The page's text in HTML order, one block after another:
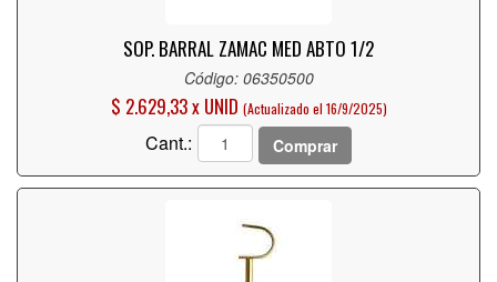
SOP. BARRAL ZAMAC MED ABTO 1/2
Código: 06350500
$ 2.629,33 x UNID (Actualizado el 16/9/2025)
Cant.: Comprar